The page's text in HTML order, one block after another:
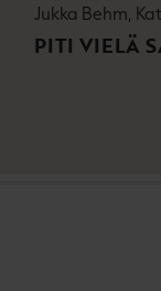
Jukka Behm,
PITI VIELÄ